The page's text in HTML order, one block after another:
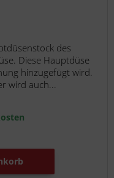
des
Diese Hauptdüse
hinzugefügt wird.
wird auch...